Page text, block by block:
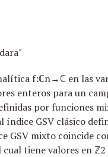
f:ℂn→ℂ en las
enteros para un
por funciones
GSV clásico
mixto coincide
tiene valores en